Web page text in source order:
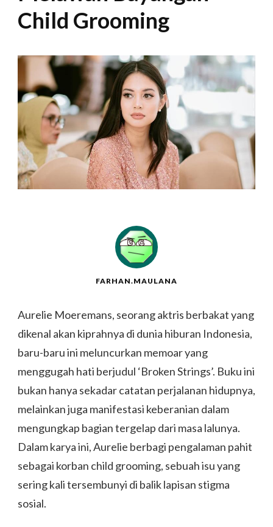
Child Grooming
FARHAN.MAULANA
Aurelie Moeremans, seorang aktris berbakat yang
dikenal akan kiprahnya di dunia hiburan Indonesia,
baru-baru ini meluncurkan memoar yang
menggugah hati berjudul ‘Broken Strings’. Buku ini
bukan hanya sekadar catatan perjalanan hidupnya,
melainkan juga manifestasi keberanian dalam
mengungkap bagian tergelap dari masa lalunya.
Dalam karya ini, Aurelie berbagi pengalaman pahit
sebagai korban child grooming, sebuah isu yang
sering kali tersembunyi di balik lapisan stigma
sosial.